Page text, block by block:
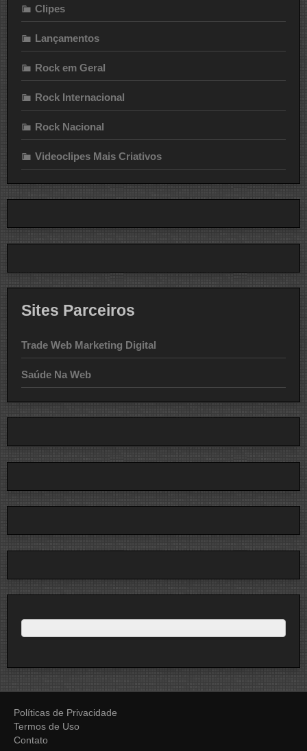
Clipes
Lançamentos
Rock em Geral
Rock Internacional
Rock Nacional
Videoclipes Mais Criativos
Sites Parceiros
Trade Web Marketing Digital
Saúde Na Web
Políticas de Privacidade
Termos de Uso
Contato